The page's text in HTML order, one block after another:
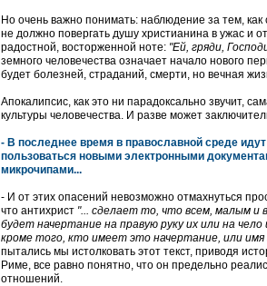
Но очень важно понимать: наблюдение за тем,
не должно повергать душу христианина в ужас и
радостной, восторженной ноте: "Ей, гряди,
земного человечества означает начало нового
будет болезней, страданий, смерти, но вечная
Апокалипсис, как это ни парадоксально звучит,
культуры человечества. И разве может
- В последнее время в православной среде
пользоваться новыми электронными
микрочипами...
- И от этих опасений невозможно отмахнуться
что антихрист "... сделает то, что всем, малым и
будет начертание на правую руку их или на
кроме того, кто имеет это начертание, или имя
пытались мы истолковать этот текст, приводя
Риме, все равно понятно, что он предельно
отношений.